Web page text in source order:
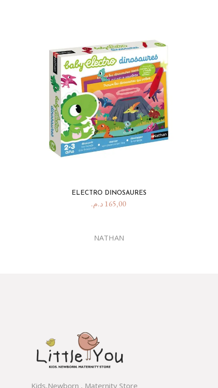
ELECTRO DINOSAURES
165,00 د.م.
NATHAN
Kids,Newborn , Maternity Store